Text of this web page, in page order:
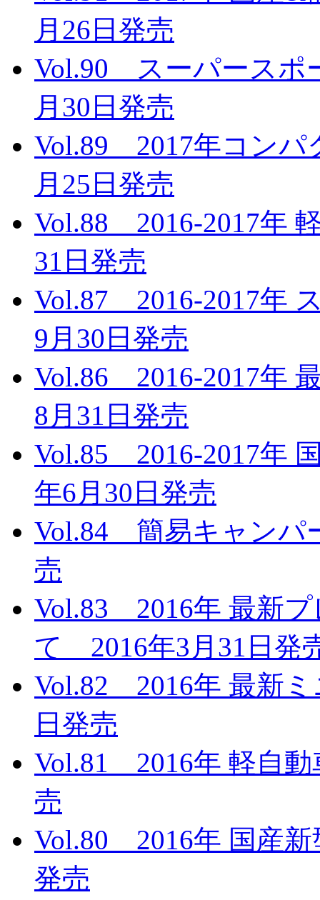
月26日発売
Vol.90 スーパースポ
月30日発売
Vol.89 2017年コンパ
月25日発売
Vol.88 2016-2017年
31日発売
Vol.87 2016-2017年
9月30日発売
Vol.86 2016-2017年
8月31日発売
Vol.85 2016-2017年
年6月30日発売
Vol.84 簡易キャンパ
売
Vol.83 2016年 最新
て 2016年3月31日発
Vol.82 2016年 最新
日発売
Vol.81 2016年 軽自
売
Vol.80 2016年 国産
発売